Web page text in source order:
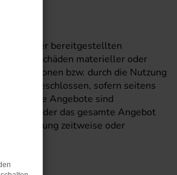
der bereitgestellten
auf Schäden materieller oder
bzw. durch die Nutzung
ausgeschlossen, sofern seitens
Alle Angebote sind
Seiten oder das gesamte Angebot
zeitweise oder